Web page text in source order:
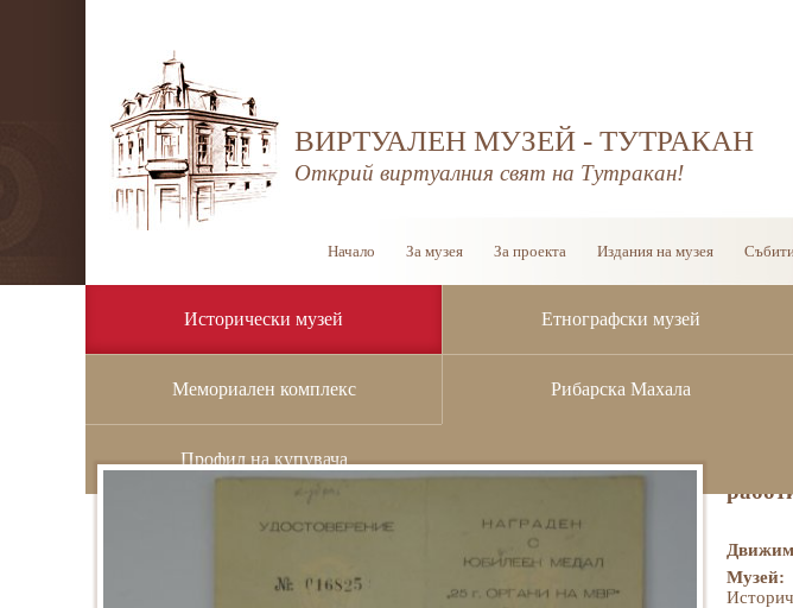
ВИРТУАЛЕН МУЗЕЙ - ТУТРАКАН
Открий виртуалния свят на Тутракан!
Исторически музей Етнографски музей
Мемориален комплекс Рибарска Махала
Профил на купувача
Начало За музея За проекта Издания на музея
Музей: